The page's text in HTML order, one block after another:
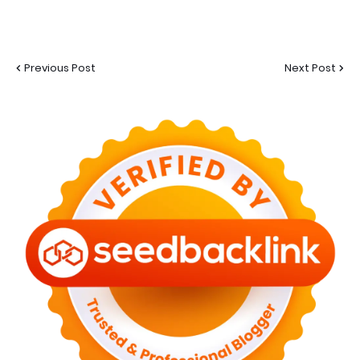
Previous Post Next Post